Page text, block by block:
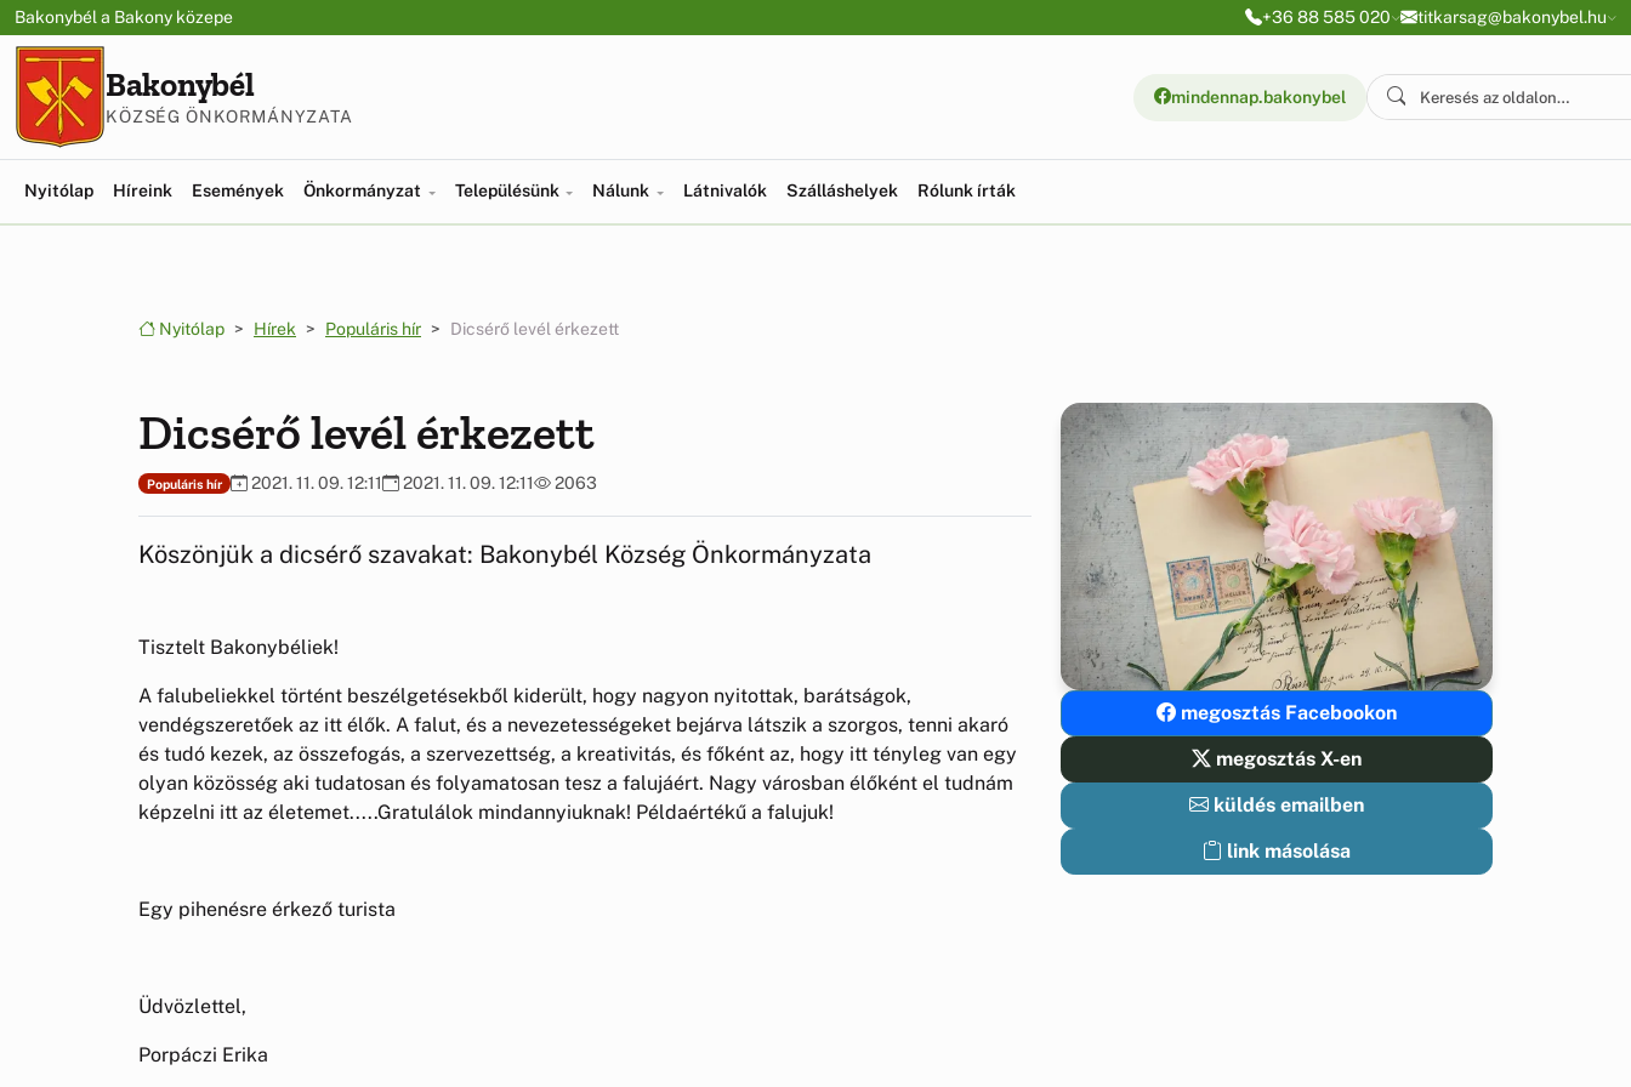
Ugrás a menüre
Ugrás a tartalomra
Bakonybél a Bakony közepe +36 88 585 020 titkarsag@bakonybel.hu
Bakonybél
KÖZSÉG ÖNKORMÁNYZATA
mindennap.bakonybel
Nyitólap Híreink Események Önkormányzat Településünk Nálunk Látnivalók Szálláshelyek Rólunk írták
Nyitólap Hírek Populáris hír Dicsérő levél érkezett
Dicsérő levél érkezett
Populáris hír 2021. 11. 09. 12:11 2021. 11. 09. 12:11 2063
Köszönjük a dicsérő szavakat: Bakonybél Község Önkormányzata
Tisztelt Bakonybéliek!
A falubeliekkel történt beszélgetésekből kiderült, hogy nagyon nyitottak, barátságok,
vendégszeretőek az itt élők. A falut, és a nevezetességeket bejárva látszik a szorgos, tenni akaró
és tudó kezek, az összefogás, a szervezettség, a kreativitás, és főként az, hogy itt tényleg van egy
olyan közösség aki tudatosan és folyamatosan tesz a falujáért. Nagy városban élőként el tudnám
képzelni itt az életemet.....Gratulálok mindannyiuknak! Példaértékű a falujuk!
Egy pihenésre érkező turista
Üdvözlettel,
Porpáczi Erika
megosztás Facebookon
megosztás X-en
küldés emailben
link másolása